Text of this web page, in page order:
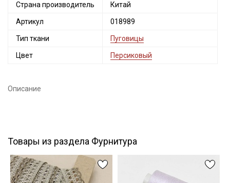
Страна производитель Китай
Артикул 018989
Тип ткани Пуговицы
Цвет Персиковый
Описание
Товары из раздела Фурнитура
информационных рассылок